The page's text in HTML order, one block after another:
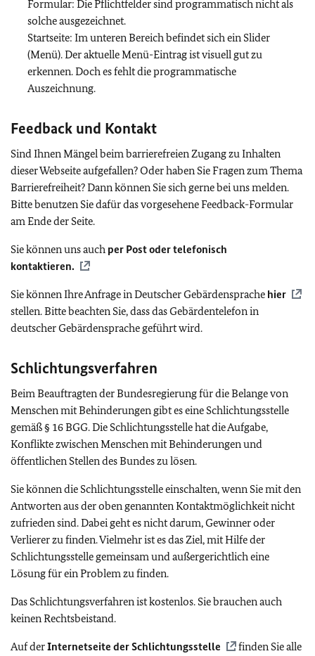
Formular: Die Pflichtfelder sind programmatisch nicht als
solche ausgezeichnet.
Startseite: Im unteren Bereich befindet sich ein Slider
(Menü). Der aktuelle Menü-Eintrag ist visuell gut zu
erkennen. Doch es fehlt die programmatische
Auszeichnung.
Feedback und Kontakt
Sind Ihnen Mängel beim barrierefreien Zugang zu Inhalten
dieser Webseite aufgefallen? Oder haben Sie Fragen zum Thema
Barrierefreiheit? Dann können Sie sich gerne bei uns melden.
Bitte benutzen Sie dafür das vorgesehene Feedback-Formular
am Ende der Seite.
Sie können uns auch per Post oder telefonisch
kontaktieren.
Sie können Ihre Anfrage in Deutscher Gebärdensprache hier
stellen. Bitte beachten Sie, dass das Gebärdentelefon in
deutscher Gebärdensprache geführt wird.
Schlichtungsverfahren
Beim Beauftragten der Bundesregierung für die Belange von
Menschen mit Behinderungen gibt es eine Schlichtungsstelle
gemäß § 16 BGG. Die Schlichtungsstelle hat die Aufgabe,
Konflikte zwischen Menschen mit Behinderungen und
öffentlichen Stellen des Bundes zu lösen.
Sie können die Schlichtungsstelle einschalten, wenn Sie mit den
Antworten aus der oben genannten Kontaktmöglichkeit nicht
zufrieden sind. Dabei geht es nicht darum, Gewinner oder
Verlierer zu finden. Vielmehr ist es das Ziel, mit Hilfe der
Schlichtungsstelle gemeinsam und außergerichtlich eine
Lösung für ein Problem zu finden.
Das Schlichtungsverfahren ist kostenlos. Sie brauchen auch
keinen Rechtsbeistand.
Auf derInternetseite der Schlichtungsstelle
finden Sie alle